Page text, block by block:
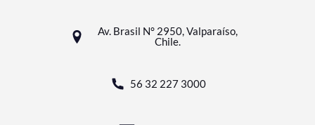
Av. Brasil N° 2950, Valparaíso,
Chile.
56 32 227 3000